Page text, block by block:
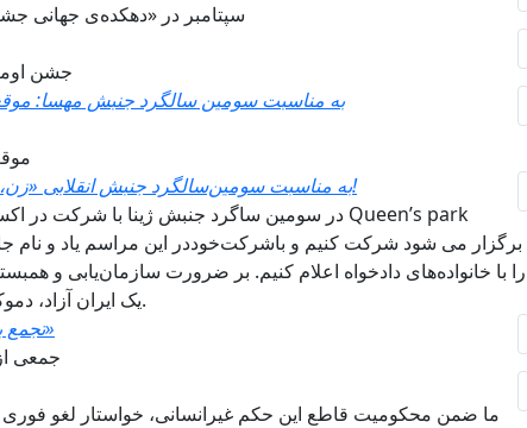
۱۲، ۱۳، ۱۴ سپتامبر در «دهکده‌ی
جشن اومانیته امسال
به مناسبت سومین سالگرد جنبش مهسا:
به مناسبت سومین‌سالگرد جنبش انقلابی «زن، زندگی، آزادی» نقطه عطفی در مبارزات مردم ایران!
برگزار می شود شرکت کنیم و باشرکت‌خود‌در این مراسم یاد و نام
را با خانواده‌های دادخواه اعلام کنیم. بر ضرورت سازمان‌یابی و
یک ایران آزاد، دموکراتیک و برابر، برای همه ملیتها و اقلیت‌ها تأکید نماییم.
تجمع به‌مناسبت سومین سالگرد جنبش «زن، زندگی، آزادی»
جمعی
ما ضمن محکومیت قاطع این حکم غیرانسانی، خواستار لغو